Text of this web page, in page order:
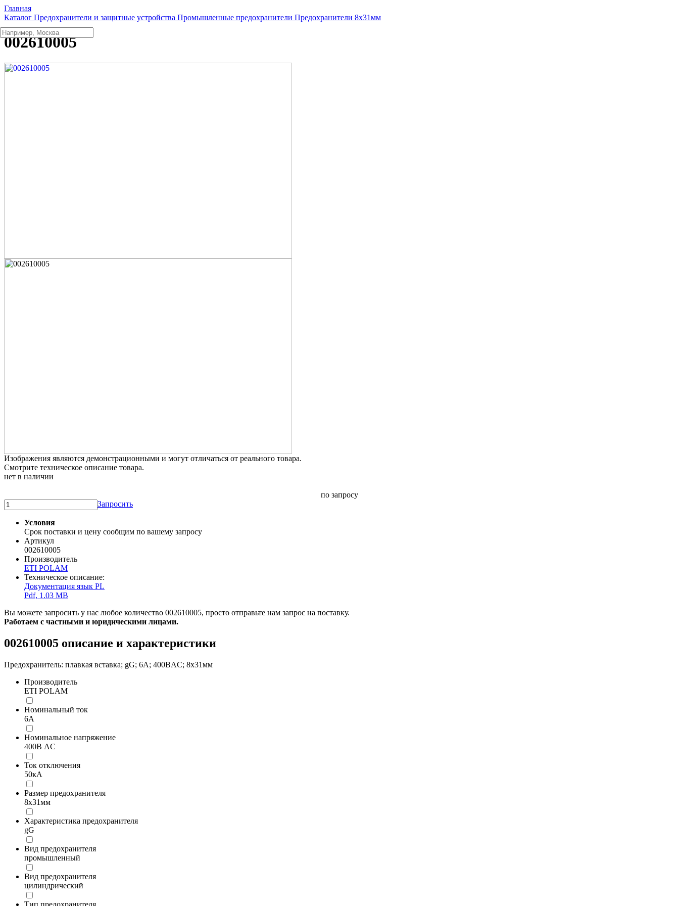
Главная
Каталог Предохранители и защитные устройства Промышленные предохранители Предохранители 8x31мм
002610005
Изображения являются демонстрационными и могут отличаться от реального товара.
Смотрите техническое описание товара.
нет в наличии
по запросу
Запросить
Условия
Срок поставки и цену сообщим по вашему запросу
Артикул
002610005
Производитель
ETI POLAM
Техническое описание:
Документация язык PL
Pdf, 1.03 MB
Вы можете запросить у нас любое количество 002610005, просто отправьте нам запрос на поставку.
Работаем с частными и юридическими лицами.
002610005 описание и характеристики
Предохранитель: плавкая вставка; gG; 6А; 400ВAC; 8x31мм
Производитель
ETI POLAM
Номинальный ток
6А
Номинальное напряжение
400В AC
Ток отключения
50кА
Размер предохранителя
8x31мм
Характеристика предохранителя
gG
Вид предохранителя
промышленный
Вид предохранителя
цилиндрический
Тип предохранителя